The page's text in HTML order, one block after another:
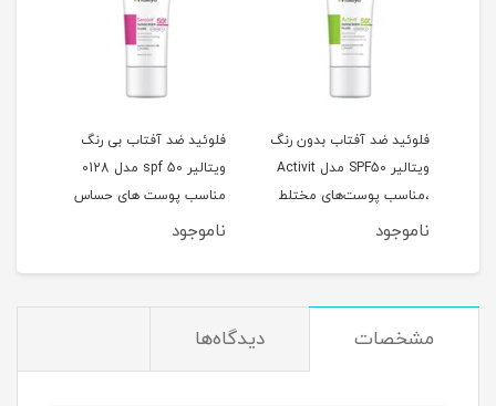
فلوئید ضد آفتاب بدون رنگ
ویتالیر SPF50 مدل Activit
،مناسب پوست‌های مختلط
و چرب حجم 50 میلی‌لیتر
ناموجود
فلوئید ضد آفتاب بی رنگ
ویتالیر spf 50 مدل 0128
مناسب پوست های حساس
حجم 50 میلی لیتر
ناموجود
مشخصات دیدگاه‌ها